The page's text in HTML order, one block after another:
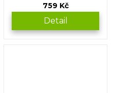
759 Kč
Detail